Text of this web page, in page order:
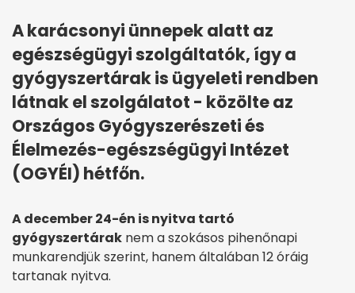
A karácsonyi ünnepek alatt az
egészségügyi szolgáltatók, így a
gyógyszertárak is ügyeleti rendben
látnak el szolgálatot - közölte az
Országos Gyógyszerészeti és
Élelmezés-egészségügyi Intézet
(OGYÉI) hétfőn.
A december 24-én is nyitva tartó
gyógyszertárak nem a szokásos pihenőnapi
munkarendjük szerint, hanem általában 12 óráig
tartanak nyitva.